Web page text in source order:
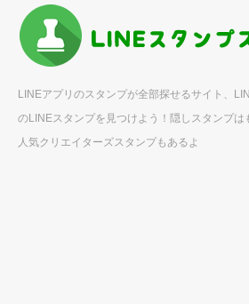
LINEアプリのスタンプが全部探せるサイト、
のLINEスタンプを見つけよう！隠しスタンプ
人気クリエイターズスタンプもあるよ